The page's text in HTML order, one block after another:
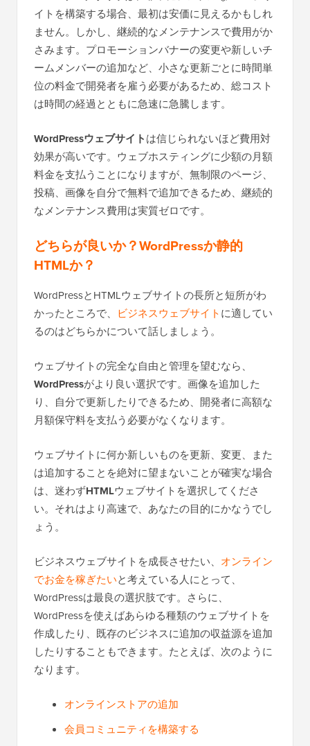
イトを構築する場合、最初は安価に見えるかもしれ
ません。しかし、継続的なメンテナンスで費用がか
さみます。プロモーションバナーの変更や新しいチ
ームメンバーの追加など、小さな更新ごとに時間単
位の料金で開発者を雇う必要があるため、総コスト
は時間の経過とともに急速に急騰します。
WordPressウェブサイトは信じられないほど費用対
効果が高いです。ウェブホスティングに少額の月額
料金を支払うことになりますが、無制限のページ、
投稿、画像を自分で無料で追加できるため、継続的
なメンテナンス費用は実質ゼロです。
どちらが良いか？WordPressか静的
HTMLか？
WordPressとHTMLウェブサイトの長所と短所がわ
かったところで、 ビジネスウェブサイトに適してい
るのはどちらかについて話しましょう。
ウェブサイトの完全な自由と管理を望むなら、
WordPressがより良い選択です。画像を追加した
り、自分で更新したりできるため、開発者に高額な
月額保守料を支払う必要がなくなります。
ウェブサイトに何か新しいものを更新、変更、また
は追加することを絶対に望まないことが確実な場合
は、迷わずHTMLウェブサイトを選択してくださ
い。それはより高速で、あなたの目的にかなうでし
ょう。
ビジネスウェブサイトを成長させたい、 オンライン
でお金を稼ぎたいと考えている人にとって、
WordPressは最良の選択肢です。さらに、
WordPressを使えばあらゆる種類のウェブサイトを
作成したり、既存のビジネスに追加の収益源を追加
したりすることもできます。たとえば、次のように
なります。
オンラインストアの追加
会員コミュニティを構築する